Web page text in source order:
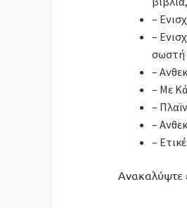
–
–
σωστή
–
– Με
–
–
–
Ανακαλύψτε